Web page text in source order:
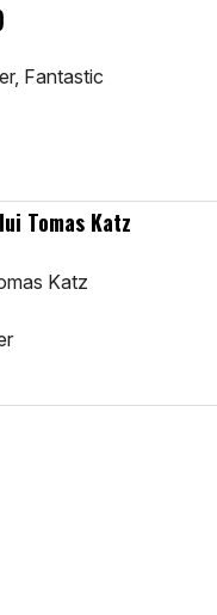
Fantastic
Tomas Katz
Katz